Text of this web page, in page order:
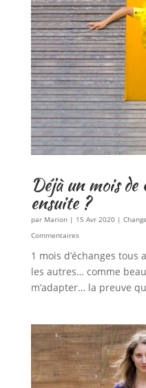
Déjà un mois
ensuite ?
par Marion| 15 Avr 2020|
Commentaires
1 mois d’échanges
les autres… comme
m’adapter… la preuve